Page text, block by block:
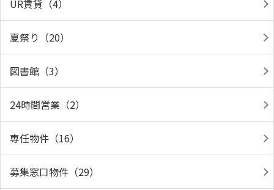
UR賃貸（4）
夏祭り（20）
図書館（3）
24時間営業（2）
専任物件（16）
募集窓口物件（29）